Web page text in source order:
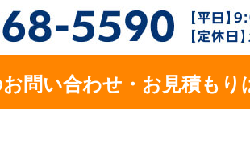
問い合わせ・お見積もり